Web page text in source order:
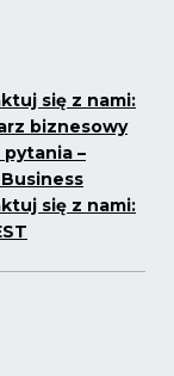
się z nami:
biznesowy
–
się z nami: